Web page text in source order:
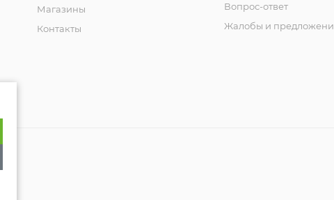
Магазины
Контакты
Вопрос-ответ
Жалобы и